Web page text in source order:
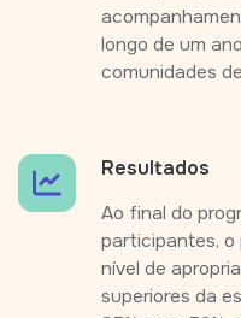
longo de um
comunidades
Resultados
Ao final do
participantes,
nível de
superiores da